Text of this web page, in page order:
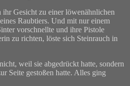
ihr Gesicht zu einer löwenähnlichen
Raubtiers. Und mit nur einem
vorschnellte und ihre Pistole
zu richten, löste sich Steinrauch in
weil sie abgedrückt hatte, sondern
Seite gestoßen hatte. Alles ging